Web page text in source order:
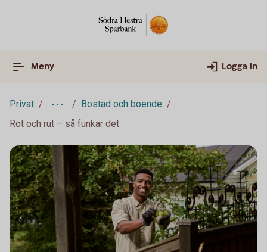
Meny Logga in
Privat
Bostad och boende
Rot och rut – så funkar det